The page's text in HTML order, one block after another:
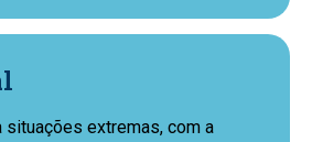
situações extremas, com a